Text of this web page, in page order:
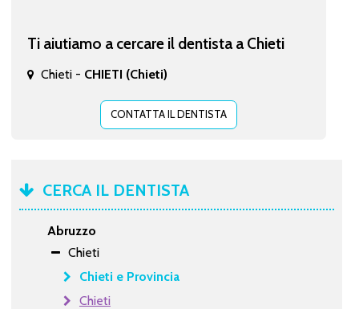
Ti aiutiamo a cercare il dentista a Chieti
Chieti - CHIETI (Chieti)
CONTATTA IL DENTISTA
CERCA IL DENTISTA
Abruzzo
Chieti
Chieti e Provincia
Chieti